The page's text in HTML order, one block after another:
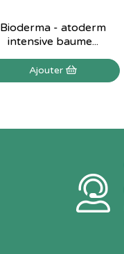
Bioderma - atoderm
intensive baume...
Ajouter